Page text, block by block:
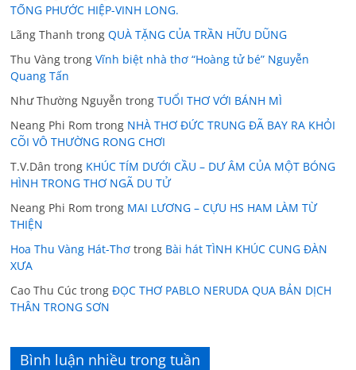
TỐNG PHƯỚC HIỆP-VINH LONG.
Lãng Thanh trongQUÀ TẶNG CỦA TRẦN HỮU DŨNG
Thu Vàng trongVĩnh biệt nhà thơ “Hoàng tử bé” Nguyễn
Quang Tấn
Như Thường Nguyễn trongTUỔI THƠ VỚI BÁNH MÌ
Neang Phi Rom trong NHÀ THƠ ĐỨC TRUNG ĐÃ BAY RA KHỎI
CÕI VÔ THƯỜNG RONG CHƠI
T.V.Dân trong KHÚC TÍM DƯỚI CẦU – DƯ ÂM CỦA MỘT BÓNG
HÌNH TRONG THƠ NGÃ DU TỬ
Neang Phi Rom trong MAI LƯƠNG – CỰU HS HAM LÀM TỪ
THIỆN
Hoa Thu Vàng Hát-Thơ trong Bài hát TÌNH KHÚC CUNG ĐÀN
XƯA
Cao Thu Cúc trongĐỌC THƠ PABLO NERUDA QUA BẢN DỊCH
THÂN TRONG SƠN
Bình luận nhiều trong tuần